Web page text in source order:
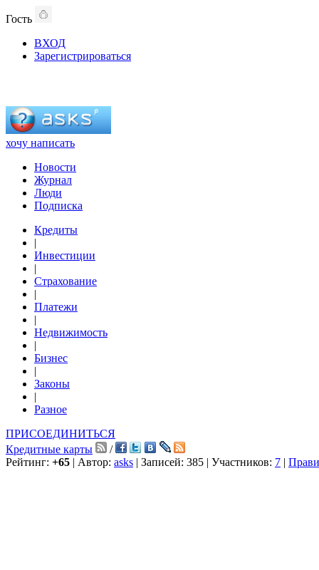
Гость
ВХОД
Зарегистрироваться
хочу написать
Новости
Журнал
Люди
Подписка
Кредиты
|
Инвестиции
|
Страхование
|
Платежи
|
Недвижимость
|
Бизнес
|
Законы
|
Разное
ПРИСОЕДИНИТЬСЯ
Кредитные карты
/
Рейтинг: +65 | Автор: asks | Записей: 385 | Участников: 7 |